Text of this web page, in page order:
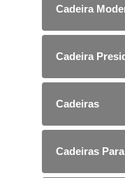
Cadeira
Cadeira
Cadeiras
Cadeiras